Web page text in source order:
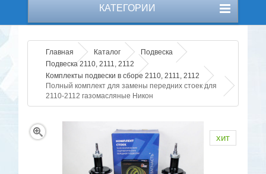
КАТЕГОРИИ
Главная Каталог
Подвеска
Подвеска 2110, 2111, 2112
Комплекты подвески в сборе 2110, 2111, 2112
Полный комплект для замены передних стоек для
2110-2112 газомасляные Никон
хит